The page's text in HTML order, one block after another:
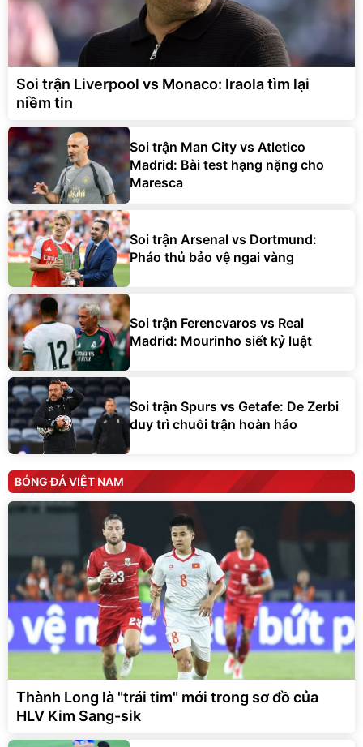
Soi trận Liverpool vs Monaco: Iraola tìm lại
niềm tin
Soi trận Man City vs Atletico
Madrid: Bài test hạng nặng cho
Maresca
Soi trận Arsenal vs Dortmund:
Pháo thủ bảo vệ ngai vàng
Soi trận Ferencvaros vs Real
Madrid: Mourinho siết kỷ luật
Soi trận Spurs vs Getafe: De Zerbi
duy trì chuỗi trận hoàn hảo
BÓNG ĐÁ VIỆT NAM
Thành Long là "trái tim" mới trong sơ đồ của
HLV Kim Sang-sik